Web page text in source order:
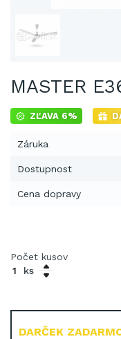
MASTER
ZĽAVA 6%
Záruka
Dostupnost
Cena dopravy
DARČEK
Počet kusov
ks